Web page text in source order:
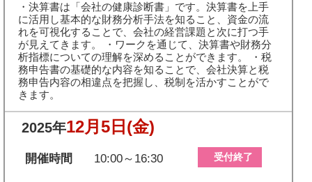
・決算書は「会社の健康診断書」です。決算書を上手
に活用し基本的な財務分析手法を知ること、資金の流
れを可視化することで、会社の経営課題と次に打つ手
が見えてきます。 ・ワークを通じて、決算書や財務分
析指標についての理解を深めることができます。 ・税
務申告書の基礎的な内容を知ることで、会社決算と税
務申告内容の相違点を把握し、税制を活かすことがで
きます。
2025年12月5日 (金)
開催時間 10:00～16:30 受付終了